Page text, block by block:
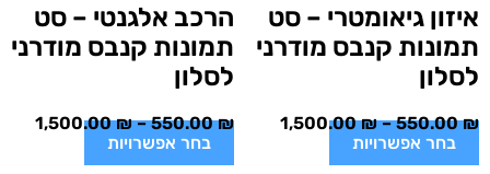
איזון גיאומטרי – סט
תמונות קנבס מודרני
לסלון
550.00₪
–
1,500.00₪
בחר אפשרויות
הרכב אלגנטי – סט
תמונות קנבס מודרני
לסלון
550.00₪
–
1,500.00₪
בחר אפשרויות